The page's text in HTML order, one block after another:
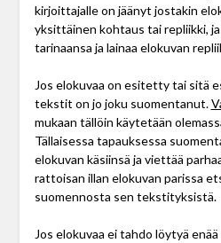
kirjoittajalle on jäänyt jostakin
yksittäinen kohtaus tai repliikki,
tarinaansa ja lainaa elokuvan
Jos elokuvaa on esitetty tai sitä
tekstit on jo joku suomentanut.
mukaan tällöin käytetään
Tällaisessa tapauksessa
elokuvan käsiinsä ja viettää
rattoisan illan elokuvan parissa
suomennosta sen tekstityksistä.
Jos elokuvaa ei tahdo löytyä